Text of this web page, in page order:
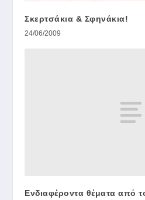
Σκερτσάκια & Σφηνάκια!
24/06/2009
Ενδιαφέροντα θέματα από